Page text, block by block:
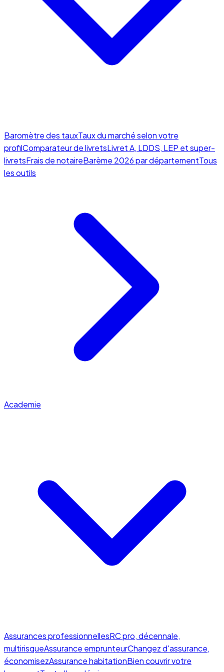
Baromètre des tauxTaux du marché selon votre
profilComparateur de livretsLivret A, LDDS, LEP et super-
livretsFrais de notaireBarème 2026 par départementTous
les outils
Academie
Assurances professionnellesRC pro, décennale,
multirisqueAssurance emprunteurChangez d'assurance,
économisezAssurance habitationBien couvrir votre